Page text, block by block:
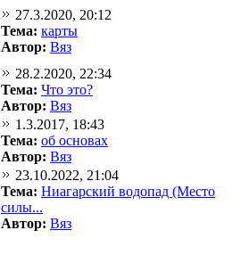
27.3.2020, 20:12
Тема: карты
Автор: Вяз
28.2.2020, 22:34
Тема: Что это?
Автор: Вяз
1.3.2017, 18:43
Тема: об основах
Автор: Вяз
23.10.2022, 21:04
Тема: Ниагарский водопад (Место
силы...
Автор: Вяз